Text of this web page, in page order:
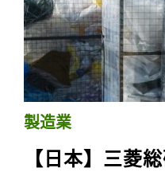
製造業
【日本】三菱